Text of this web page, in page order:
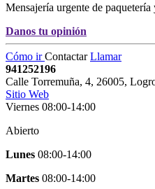
Mensajería urgente de
Danos tu opinión
Cómo irContactarLlamar
941252196
Calle Torremuña, 4, 26005,
Sitio Web
Viernes 08:00-14:00
Abierto
Lunes 08:00-14:00
Martes 08:00-14:00